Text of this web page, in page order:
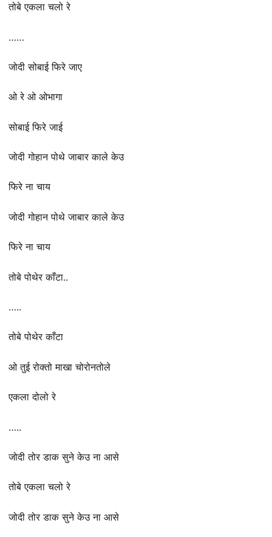
तोबे एकला चलो रे
……
जोदी सोबाई फिरे जाए
ओ रे ओ ओभागा
सोबाई फिरे जाई
जोदी गोहान पोथे जाबार काले केउ
फिरे ना चाय
जोदी गोहान पोथे जाबार काले केउ
फिरे ना चाय
तोबे पोथेर काँटा..
…..
तोबे पोथेर काँटा
ओ तुई रोक्तो माखा चोरोनतोले
एकला दोलो रे
…..
जोदी तोर डाक सुने केउ ना आसे
तोबे एकला चलो रे
जोदी तोर डाक सुने केउ ना आसे